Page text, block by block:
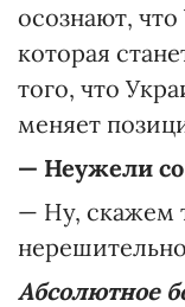
осознают,
которая
того, что
меняет
— Неужели
— Ну, скажем
Абсолютное